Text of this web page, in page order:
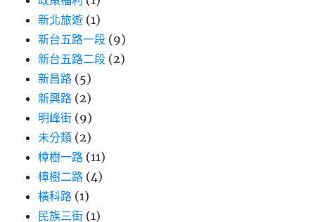
新北旅遊 (1)
新台五路一段 (9)
新台五路二段 (2)
新昌路 (5)
新興路 (2)
明峰街 (9)
未分類 (2)
樟樹一路 (11)
樟樹二路 (4)
橫科路 (1)
民族三街 (1)